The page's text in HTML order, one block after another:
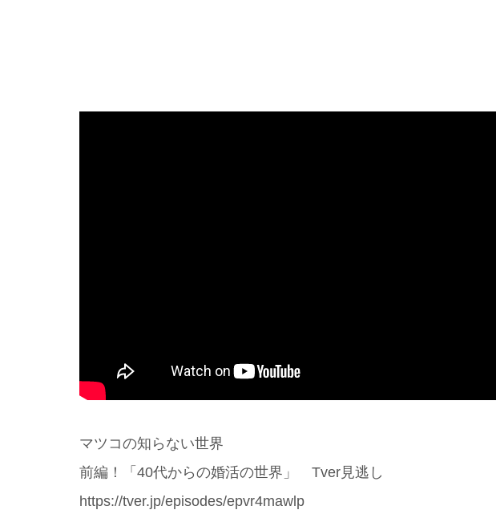
マツコの知らない世界
前編！「40代からの婚活の世界」 Tver見逃し
https://tver.jp/episodes/epvr4mawlp